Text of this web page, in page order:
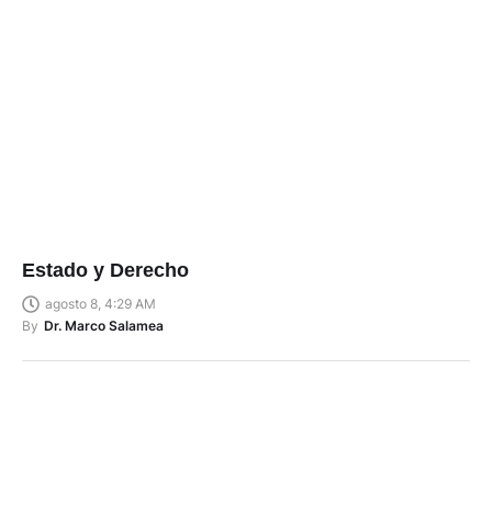
Estado y Derecho
agosto 8, 4:29 AM
By Dr. Marco Salamea